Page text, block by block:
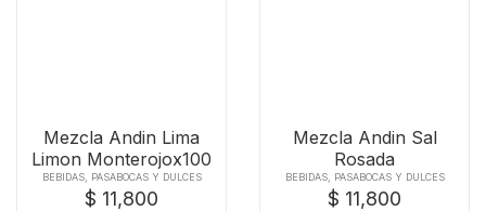
Mezcla Andin Lima
Limon Monterojox100
Gr
BEBIDAS, PASABOCAS Y DULCES
$ 11,800
Mezcla Andin Sal
Rosada
Monterojox100 Gr
BEBIDAS, PASABOCAS Y DULCES
$ 11,800